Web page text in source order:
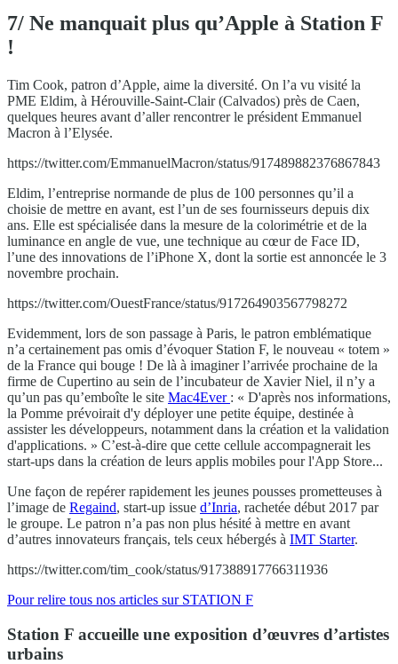
7/ Ne manquait plus qu’Apple à Station F
!
Tim Cook, patron d’Apple, aime la diversité. On l’a vu visité la
PME Eldim, à Hérouville-Saint-Clair (Calvados) près de Caen,
quelques heures avant d’aller rencontrer le président Emmanuel
Macron à l’Elysée.
https://twitter.com/EmmanuelMacron/status/917489882376867843
Eldim, l’entreprise normande de plus de 100 personnes qu’il a
choisie de mettre en avant, est l’un de ses fournisseurs depuis dix
ans. Elle est spécialisée dans la mesure de la colorimétrie et de la
luminance en angle de vue, une technique au cœur de Face ID,
l’une des innovations de l’iPhone X, dont la sortie est annoncée le 3
novembre prochain.
https://twitter.com/OuestFrance/status/917264903567798272
Evidemment, lors de son passage à Paris, le patron emblématique
n’a certainement pas omis d’évoquer Station F, le nouveau « totem »
de la France qui bouge ! De là à imaginer l’arrivée prochaine de la
firme de Cupertino au sein de l’incubateur de Xavier Niel, il n’y a
qu’un pas qu’emboîte le site Mac4Ever : « D'après nos informations,
la Pomme prévoirait d'y déployer une petite équipe, destinée à
assister les développeurs, notamment dans la création et la validation
d'applications. » C’est-à-dire que cette cellule accompagnerait les
start-ups dans la création de leurs applis mobiles pour l'App Store...
Une façon de repérer rapidement les jeunes pousses prometteuses à
l’image de Regaind, start-up issue d’Inria, rachetée début 2017 par
le groupe. Le patron n’a pas non plus hésité à mettre en avant
d’autres innovateurs français, tels ceux hébergés à IMT Starter.
https://twitter.com/tim_cook/status/917388917766311936
Pour relire tous nos articles sur STATION F
Station F accueille une exposition d’œuvres d’artistes
urbains